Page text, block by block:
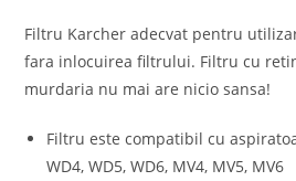
Filtru Karcher adecvat pentru
fara inlocuirea filtrului. Filtru cu
murdaria nu mai are nicio sansa!
Filtru este compatibil cu
WD4, WD5, WD6, MV4, MV5, MV6